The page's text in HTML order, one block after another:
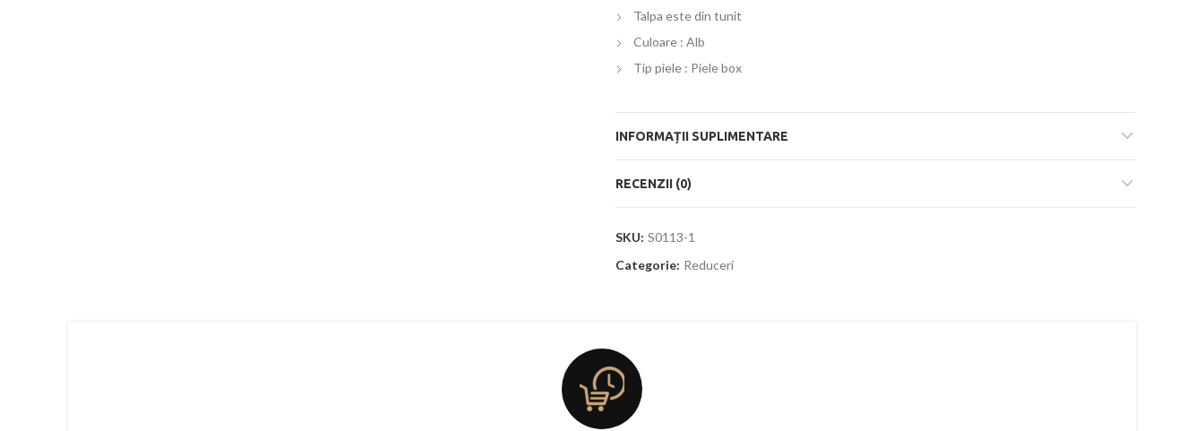
Talpa este din tunit
Culoare : Alb
Tip piele : Piele box
INFORMAȚII SUPLIMENTARE
RECENZII (0)
SKU: S0113-1
Categorie: Reduceri